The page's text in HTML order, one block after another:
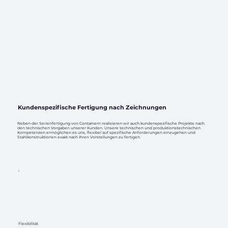
Kundenspezifische Fertigung nach Zeichnungen
Neben der Serienfertigung von Containern realisieren wir auch kundenspezifische Projekte nach
den technischen Vorgaben unserer Kunden. Unsere technischen und produktionstechnischen
Kompetenzen ermöglichen es uns, flexibel auf spezifische Anforderungen einzugehen und
Stahlkonstruktionen exakt nach Ihren Vorstellungen zu fertigen.
Flexibilität